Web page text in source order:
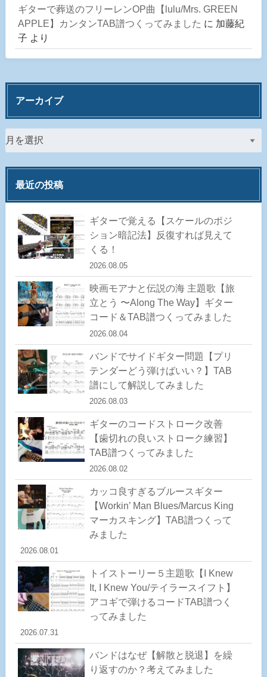
ギターで葬送のフリーレンOP曲【lulu/Mrs. GREEN
APPLE】カンタンTAB譜つくってみました に 加藤紀
子 より
アーカイブ
最近の投稿
ギターで覚える【スケールのポジ
ション暗記法】反復すれば見えて
くる！
2026.08.05
映画モアナと伝説の海 主題歌【旅
立とう 〜Along The Way】ギター
コード＆TAB譜つくってみました
2026.08.04
バンドでサイドギター問題【プリ
テンダーどう弾けばいい？】TAB
譜にして解説してみました
2026.08.03
ギターのコードストローク改善
【歯切れの良いストローク練習】
TAB譜つくってみました
2026.08.02
カッコ良すぎるブルースギター
【Workin’ Man Blues/Marcus King
マーカスキング】TAB譜つくって
みました
2026.08.01
トイストーリー５主題歌【I Knew
It, I Knew You/テイラースイフト】
アコギで弾けるコードTAB譜つく
ってみました
2026.07.31
バンドはなぜ【解散と脱退】を繰
り返すのか？考えてみました